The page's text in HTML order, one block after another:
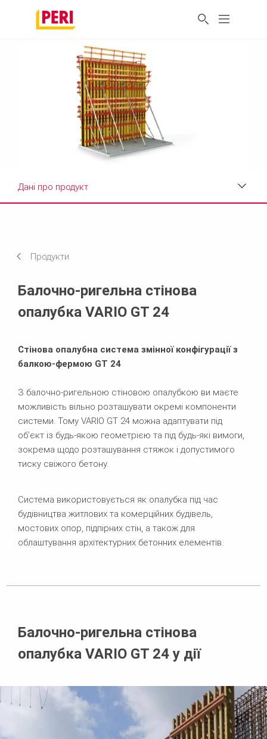
Дані про продукт
Продукти
Балочно-ригельна стінова
опалубка VARIO GT 24
Стінова опалубна система змінної конфігурації з
балкою-фермою GT 24
З балочно-ригельною стіновою опалубкою ви маєте
можливість вільно розташувати окремі компоненти
системи. Тому VARIO GT 24 можна адаптувати під
об’єкт із будь-якою геометрією та під будь-які вимоги,
зокрема щодо розташування стяжок і допустимого
тиску свіжого бетону.
Система використовується як опалубка під час
будівництва житлових та комерційних будівель,
мостових опор, підпірних стін, а також для
облаштування архітектурних бетонних елементів.
Балочно-ригельна стінова
опалубка VARIO GT 24 у дії